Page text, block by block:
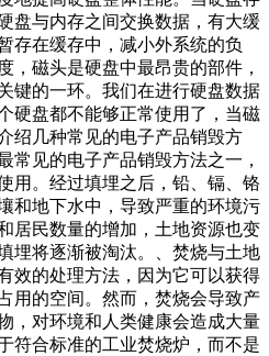
盘与内存之间交换数据，有大缓
存在缓存中，减小外系统的负
，磁头是硬盘中最昂贵的部件，
键的一环。我们在进行硬盘数据
硬盘都不能够正常使用了，当磁
绍几种常见的电子产品销毁方
常见的电子产品销毁方法之一，
用。经过填埋之后，铅、镉、铬
和地下水中，导致严重的环境污
居民数量的增加，土地资源也变
埋将逐渐被淘汰。、焚烧与土地
效的处理方法，因为它可以获得
用的空间。然而，焚烧会导致产
，对环境和人类健康会造成大量
符合标准的工业焚烧炉，而不是